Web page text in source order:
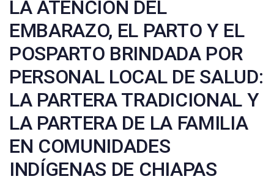
LA ATENCIÓN DEL
EMBARAZO, EL PARTO Y EL
POSPARTO BRINDADA POR
PERSONAL LOCAL DE SALUD:
LA PARTERA TRADICIONAL Y
LA PARTERA DE LA FAMILIA
EN COMUNIDADES
INDÍGENAS DE CHIAPAS